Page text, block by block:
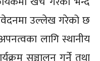
उल्लेख गरेको छ
लागि स्थानीय